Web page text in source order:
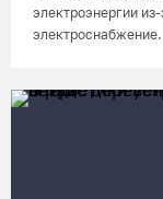
электроэнергии
электроснабжение.